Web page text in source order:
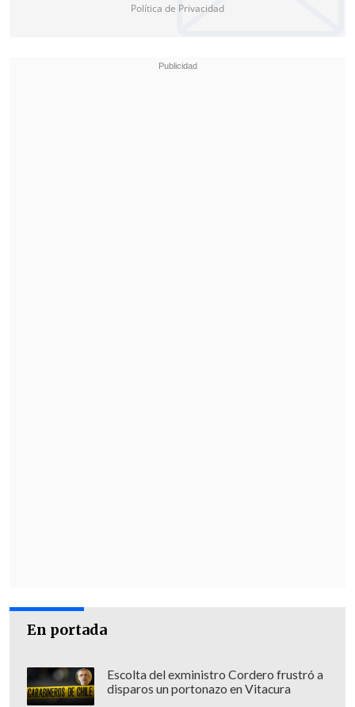
Política de Privacidad
En portada
Escolta del exministro Cordero frustró a
disparos un portonazo en Vitacura